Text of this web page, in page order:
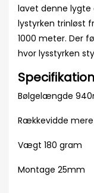
lavet denne lygte
lystyrken trinløst
1000 meter. Der
hvor lysstyrken
Bølgelængde
Rækkevidde
Vægt 180 gram
Montage 25mm